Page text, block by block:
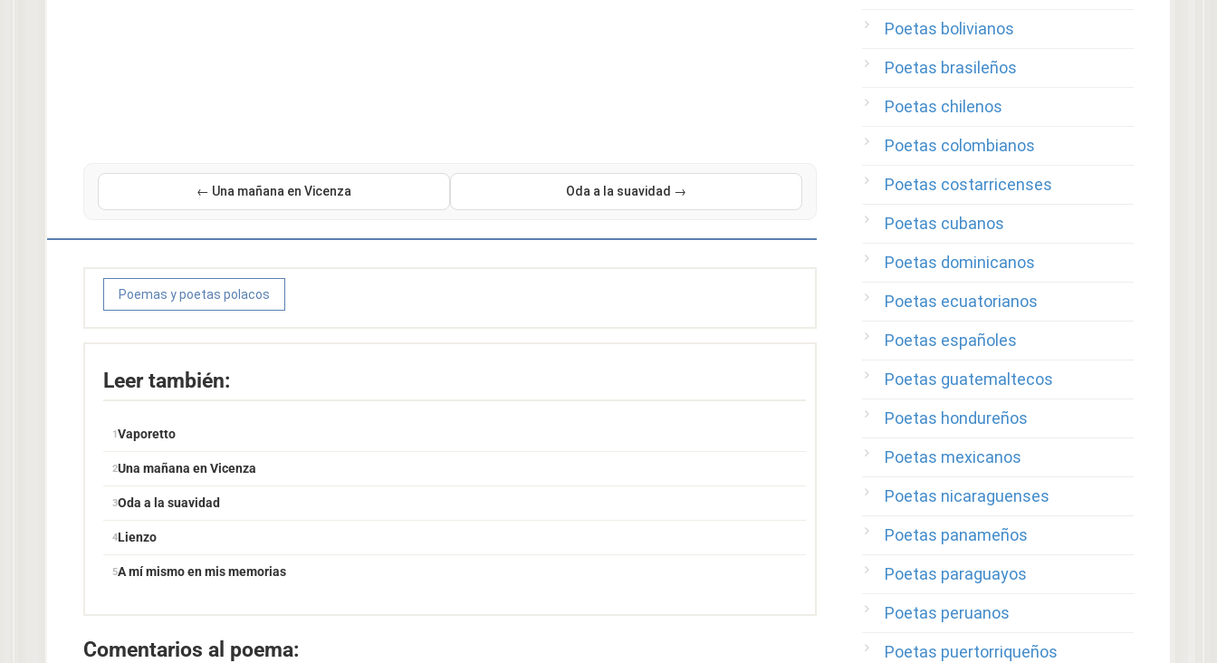
← Una mañana en Vicenza Oda a la suavidad →
Poemas y poetas polacos
Leer también:
Vaporetto
Una mañana en Vicenza
Oda a la suavidad
Lienzo
A mí mismo en mis memorias
Comentarios al poema:
Poetas bolivianos
Poetas brasileños
Poetas chilenos
Poetas colombianos
Poetas costarricenses
Poetas cubanos
Poetas dominicanos
Poetas ecuatorianos
Poetas españoles
Poetas guatemaltecos
Poetas hondureños
Poetas mexicanos
Poetas nicaraguenses
Poetas panameños
Poetas paraguayos
Poetas peruanos
Poetas puertorriqueños